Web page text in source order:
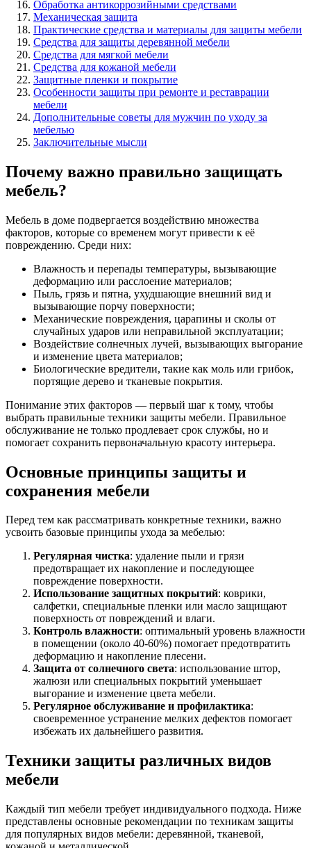
Обработка антикоррозийными средствами
Механическая защита
Практические средства и материалы для защиты мебели
Средства для защиты деревянной мебели
Средства для мягкой мебели
Средства для кожаной мебели
Защитные пленки и покрытие
Особенности защиты при ремонте и реставрации
мебели
Дополнительные советы для мужчин по уходу за
мебелью
Заключительные мысли
Почему важно правильно защищать
мебель?
Мебель в доме подвергается воздействию множества
факторов, которые со временем могут привести к её
повреждению. Среди них:
Влажность и перепады температуры, вызывающие
деформацию или расслоение материалов;
Пыль, грязь и пятна, ухудшающие внешний вид и
вызывающие порчу поверхности;
Механические повреждения, царапины и сколы от
случайных ударов или неправильной эксплуатации;
Воздействие солнечных лучей, вызывающих выгорание
и изменение цвета материалов;
Биологические вредители, такие как моль или грибок,
портящие дерево и тканевые покрытия.
Понимание этих факторов — первый шаг к тому, чтобы
выбрать правильные техники защиты мебели. Правильное
обслуживание не только продлевает срок службы, но и
помогает сохранить первоначальную красоту интерьера.
Основные принципы защиты и
сохранения мебели
Перед тем как рассматривать конкретные техники, важно
усвоить базовые принципы ухода за мебелью:
Регулярная чистка: удаление пыли и грязи
предотвращает их накопление и последующее
повреждение поверхности.
Использование защитных покрытий: коврики,
салфетки, специальные пленки или масло защищают
поверхность от повреждений и влаги.
Контроль влажности: оптимальный уровень влажности
в помещении (около 40-60%) помогает предотвратить
деформацию и накопление плесени.
Защита от солнечного света: использование штор,
жалюзи или специальных покрытий уменьшает
выгорание и изменение цвета мебели.
Регулярное обслуживание и профилактика:
своевременное устранение мелких дефектов помогает
избежать их дальнейшего развития.
Техники защиты различных видов
мебели
Каждый тип мебели требует индивидуального подхода. Ниже
представлены основные рекомендации по техникам защиты
для популярных видов мебели: деревянной, тканевой,